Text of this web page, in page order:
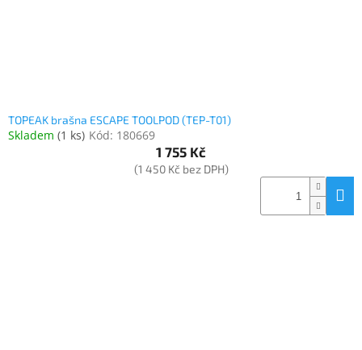
TOPEAK brašna ESCAPE TOOLPOD (TEP-T01)
Skladem (1 ks) Kód: 180669
1 755 Kč
(1 450 Kč bez DPH)